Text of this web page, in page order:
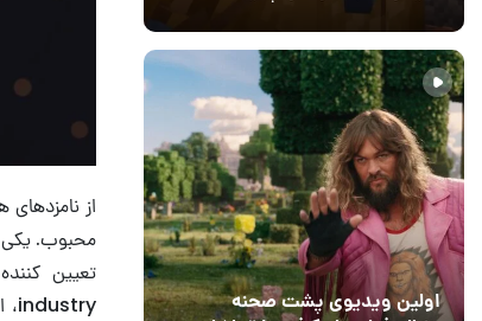
جدید بازی به پایان رسید
اولین ویدیوی پشت صحنه
از
محبوب. یکی